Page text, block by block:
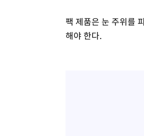
팩 제품은 눈 주위를
해야 한다.